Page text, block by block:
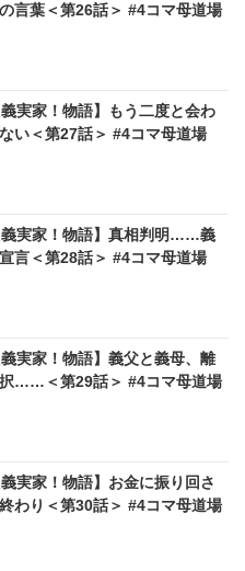
言葉＜第26話＞ #4コマ母道場
義実家！物語】もう二度と会わ
い＜第27話＞ #4コマ母道場
義実家！物語】真相判明……義
言＜第28話＞ #4コマ母道場
義実家！物語】義父と義母、離
……＜第29話＞ #4コマ母道場
義実家！物語】お金に振り回さ
わり＜第30話＞ #4コマ母道場